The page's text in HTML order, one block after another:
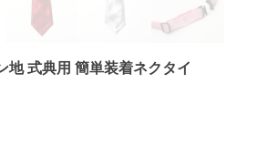
地 式典用 簡単装着ネクタイ